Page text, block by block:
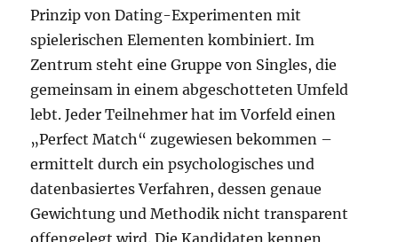
Prinzip von Dating-Experimenten mit
spielerischen Elementen kombiniert. Im
Zentrum steht eine Gruppe von Singles, die
gemeinsam in einem abgeschotteten Umfeld
lebt. Jeder Teilnehmer hat im Vorfeld einen
„Perfect Match“ zugewiesen bekommen –
ermittelt durch ein psychologisches und
datenbasiertes Verfahren, dessen genaue
Gewichtung und Methodik nicht transparent
offengelegt wird. Die Kandidaten kennen